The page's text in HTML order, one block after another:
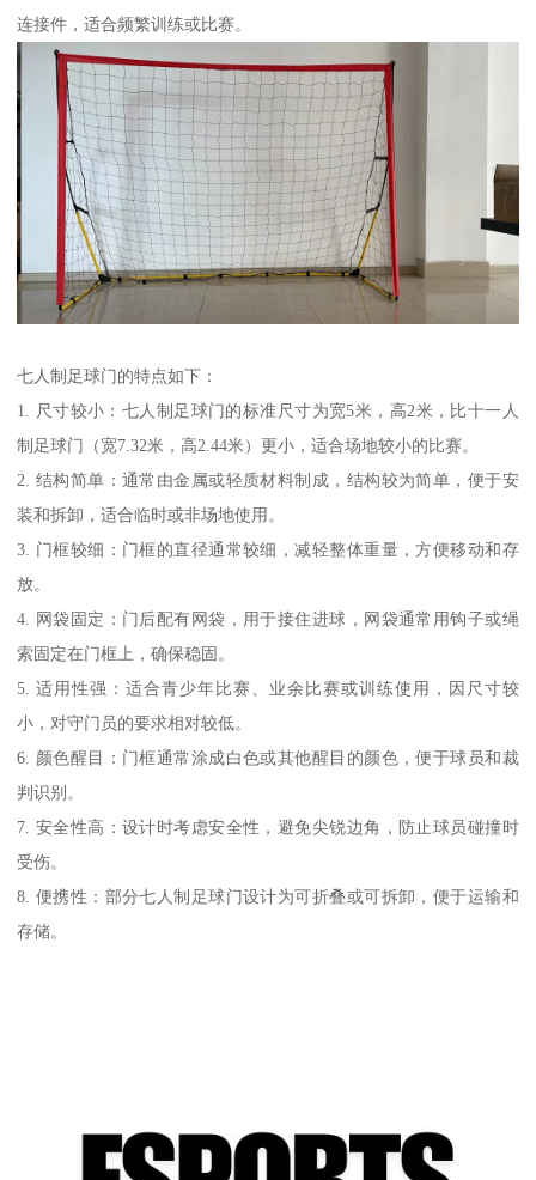
连接件，适合频繁训练或比赛。
七人制足球门的特点如下：
1. 尺寸较小：七人制足球门的标准尺寸为宽5米，高2米，比十一人
制足球门（宽7.32米，高2.44米）更小，适合场地较小的比赛。
2. 结构简单：通常由金属或轻质材料制成，结构较为简单，便于安
装和拆卸，适合临时或非场地使用。
3. 门框较细：门框的直径通常较细，减轻整体重量，方便移动和存
放。
4. 网袋固定：门后配有网袋，用于接住进球，网袋通常用钩子或绳
索固定在门框上，确保稳固。
5. 适用性强：适合青少年比赛、业余比赛或训练使用，因尺寸较
小，对守门员的要求相对较低。
6. 颜色醒目：门框通常涂成白色或其他醒目的颜色，便于球员和裁
判识别。
7. 安全性高：设计时考虑安全性，避免尖锐边角，防止球员碰撞时
受伤。
8. 便携性：部分七人制足球门设计为可折叠或可拆卸，便于运输和
存储。